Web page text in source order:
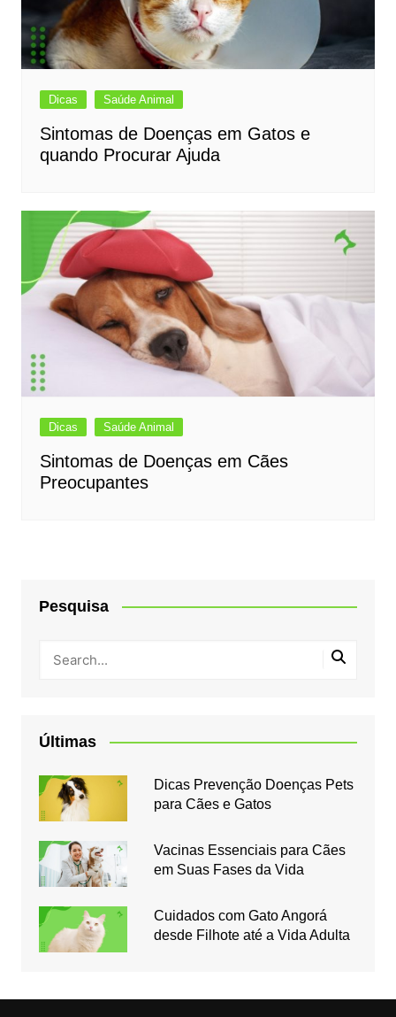
Dicas Saúde Animal
Sintomas de Doenças em Gatos e
quando Procurar Ajuda
Dicas Saúde Animal
Sintomas de Doenças em Cães
Preocupantes
Pesquisa
Últimas
Dicas Prevenção Doenças Pets
para Cães e Gatos
Vacinas Essenciais para Cães
em Suas Fases da Vida
Cuidados com Gato Angorá
desde Filhote até a Vida Adulta